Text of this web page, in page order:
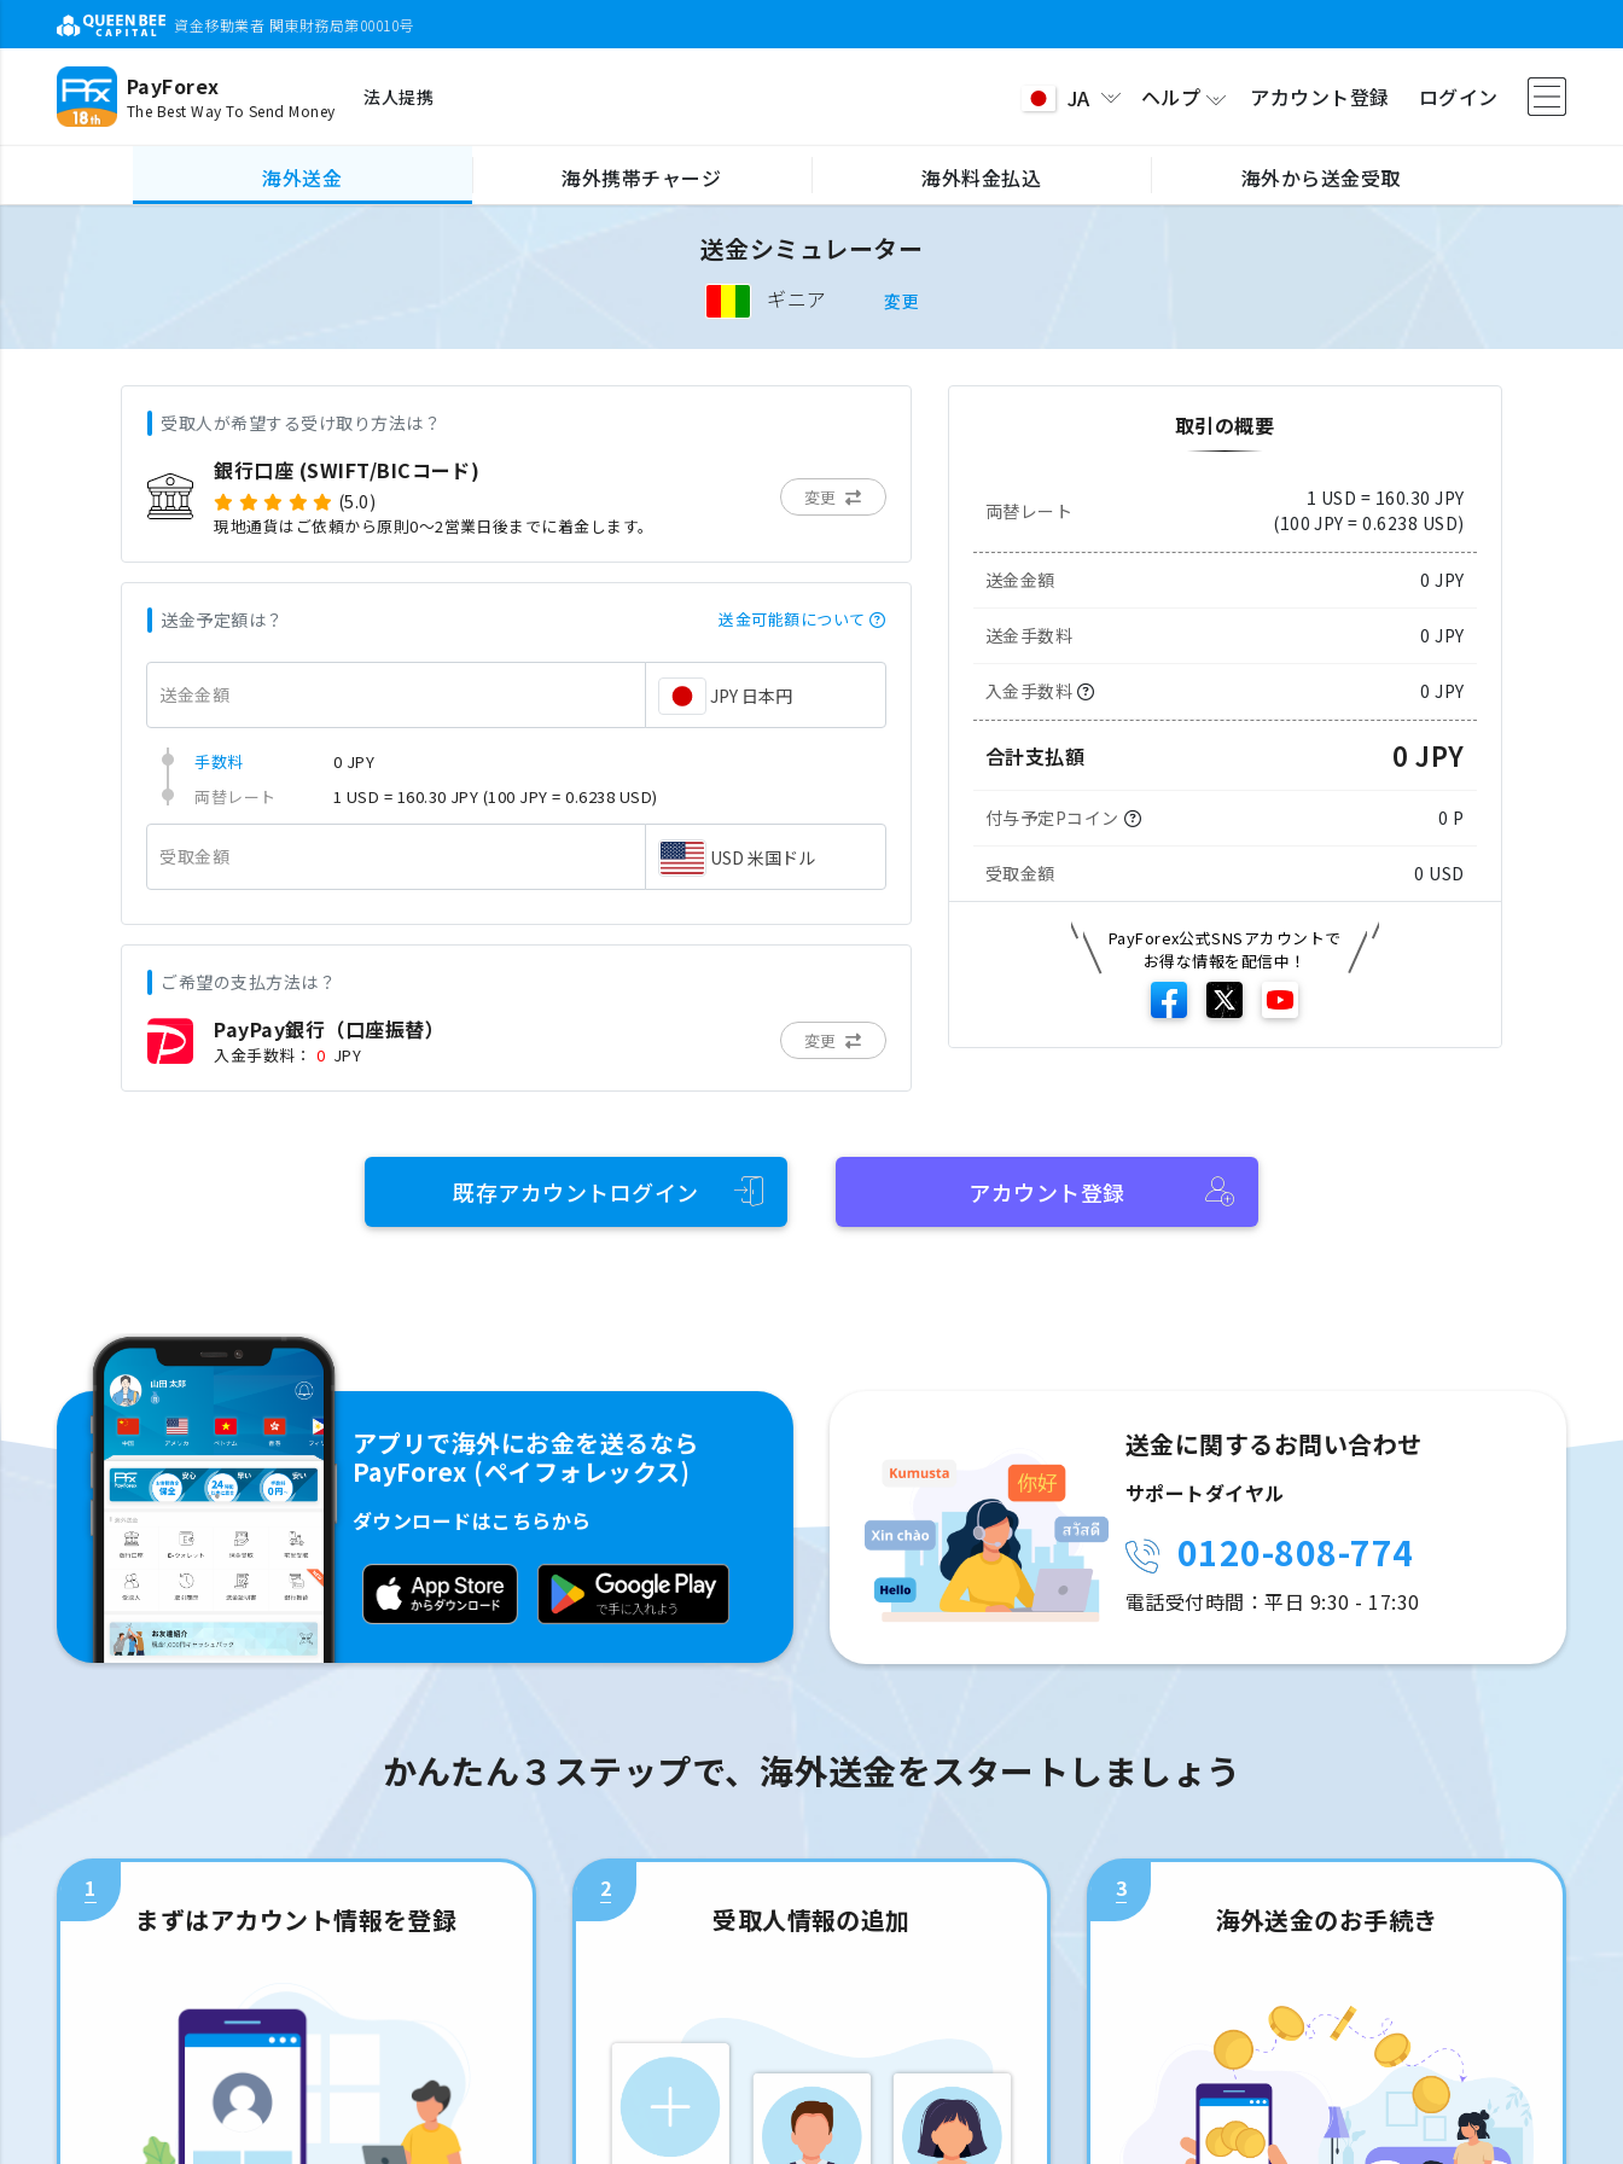
資金移動業者 関東財務局第00010号
PayForex
The Best Way To Send Money
法人提携 JA ヘルプ アカウント登録 ログイン
海外送金 海外携帯チャージ 海外料金払込 海外から送金受取
送金シミュレーター
ギニア 変更
受取人が希望する受け取り方法は？
銀行口座 (SWIFT/BICコード)
(5.0)
現地通貨はご依頼から原則0〜2営業日後までに着金します。
変更
送金予定額は？ 送金可能額について
送金金額 JPY 日本円
手数料
0 JPY
両替レート
1 USD = 160.30 JPY (100 JPY = 0.6238 USD)
受取金額 USD 米国ドル
ご希望の支払方法は？
PayPay銀行（口座振替）
入金手数料： 0 JPY
変更
取引の概要
両替レート
1 USD = 160.30 JPY
(100 JPY = 0.6238 USD)
送金金額 0 JPY
送金手数料 0 JPY
入金手数料 0 JPY
合計支払額 0 JPY
付与予定Pコイン 0 P
受取金額 0 USD
PayForex公式SNSアカウントで
お得な情報を配信中！
既存アカウントログイン アカウント登録
アプリで海外にお金を送るなら
PayForex (ペイフォレックス)
ダウンロードはこちらから
送金に関するお問い合わせ
サポートダイヤル
0120-808-774
電話受付時間：平日 9:30 - 17:30
かんたん３ステップで、海外送金をスタートしましょう
1
まずはアカウント情報を登録
2
受取人情報の追加
3
海外送金のお手続き